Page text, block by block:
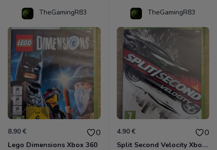
TheGamingR83
8.90 € 0
Lego Dimensions Xbox 360
TheGamingR83
4.90 € 0
Split Second Velocity Xbox 360